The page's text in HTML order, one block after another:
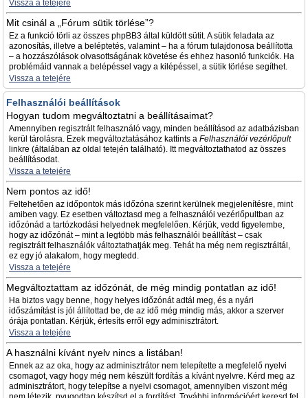
Vissza a tetejére
Mit csinál a „Fórum sütik törlése”?
Ez a funkció törli az összes phpBB3 által küldött sütit. A sütik feladata az
azonosítás, illetve a beléptetés, valamint – ha a fórum tulajdonosa beállította
– a hozzászólások olvasottságának követése és ehhez hasonló funkciók. Ha
problémáid vannak a belépéssel vagy a kilépéssel, a sütik törlése segíthet.
Vissza a tetejére
Felhasználói beállítások
Hogyan tudom megváltoztatni a beállításaimat?
Amennyiben regisztrált felhasználó vagy, minden beállításod az adatbázisban
kerül tárolásra. Ezek megváltoztatásához kattints a Felhasználói vezérlőpult
linkre (általában az oldal tetején található). Itt megváltoztathatod az összes
beállításodat.
Vissza a tetejére
Nem pontos az idő!
Feltehetően az időpontok más időzóna szerint kerülnek megjelenítésre, mint
amiben vagy. Ez esetben változtasd meg a felhasználói vezérlőpultban az
időzónád a tartózkodási helyednek megfelelően. Kérjük, vedd figyelembe,
hogy az időzónát – mint a legtöbb más felhasználói beállítást – csak
regisztrált felhasználók változtathatják meg. Tehát ha még nem regisztráltál,
ez egy jó alakalom, hogy megtedd.
Vissza a tetejére
Megváltoztattam az időzónát, de még mindig pontatlan az idő!
Ha biztos vagy benne, hogy helyes időzónát adtál meg, és a nyári
időszámítást is jól állítottad be, de az idő még mindig más, akkor a szerver
órája pontatlan. Kérjük, értesíts erről egy adminisztrátort.
Vissza a tetejére
A használni kívánt nyelv nincs a listában!
Ennek az az oka, hogy az adminisztrátor nem telepítette a megfelelő nyelvi
csomagot, vagy hogy még nem készült fordítás a kívánt nyelvre. Kérd meg az
adminisztrátort, hogy telepítse a nyelvi csomagot, amennyiben viszont még